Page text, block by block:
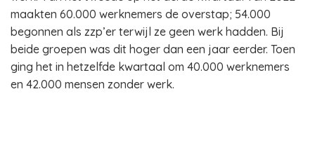
maakten 60.000 werknemers de overstap; 54.000
begonnen als zzp’er terwijl ze geen werk hadden. Bij
beide groepen was dit hoger dan een jaar eerder. Toen
ging het in hetzelfde kwartaal om 40.000 werknemers
en 42.000 mensen zonder werk.